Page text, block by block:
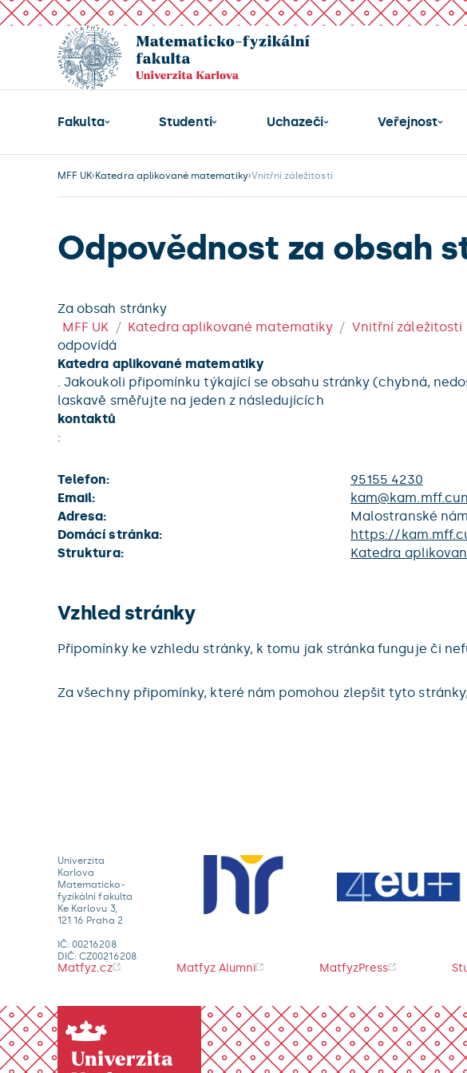
Fakulta Studenti Uchazeči Veřejnost
MFF UK Katedra aplikované matematiky Vnitřní záležitosti
Odpovědnost za obsah
Za obsah stránky
MFF UK
Katedra aplikované matematiky
Vnitřní záležitosti
odpovídá
Katedra aplikované matematiky
. Jakoukoli připomínku týkající se obsahu stránky (chybná,
laskavě směřujte na jeden z následujících
kontaktů
:
Telefon:
95155 4230
Email:
Adresa:
Malostranské
Domácí stránka:
https://
Struktura:
Katedra
Vzhled stránky
Připomínky ke vzhledu stránky, k tomu jak stránka funguje či
Za všechny připomínky, které nám pomohou zlepšit tyto
Univerzita
Karlova
Matematicko-
fyzikální fakulta
Ke Karlovu 3,
121 16 Praha 2
IČ: 00216208
DIČ: CZ00216208
Matfyz.cz Matfyz Alumni MatfyzPress